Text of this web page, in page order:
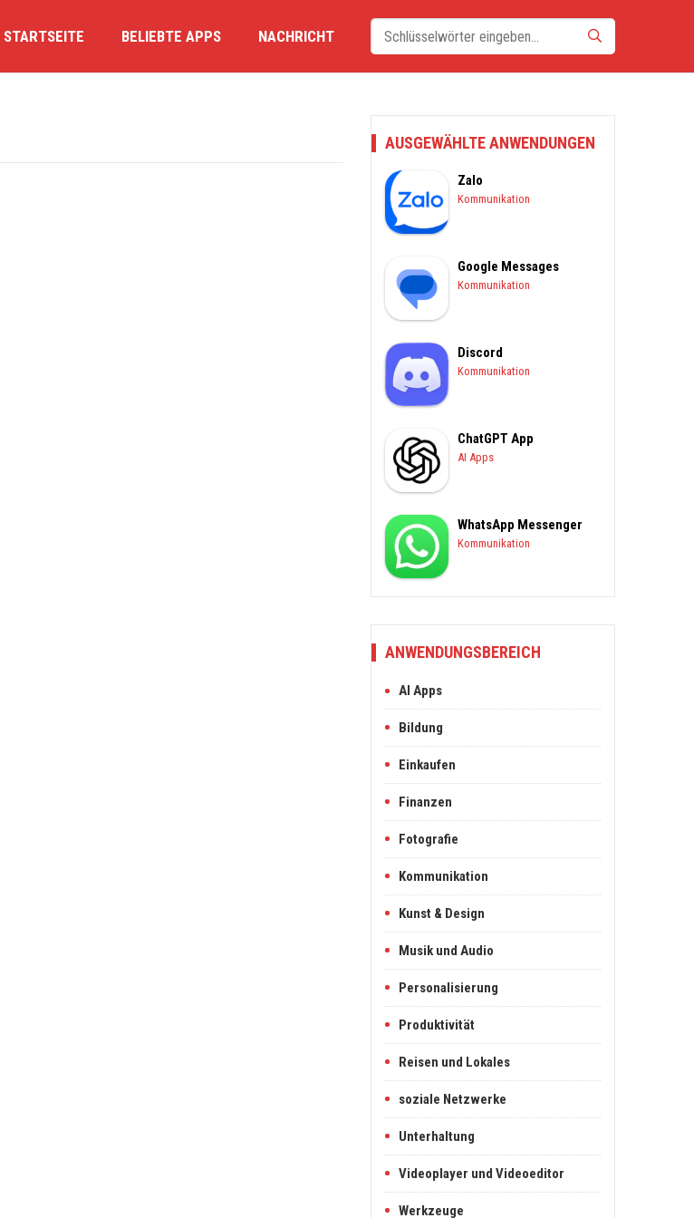
STARTSEITE BELIEBTE APPS NACHRICHT
AUSGEWÄHLTE ANWENDUNGEN
Zalo
Kommunikation
Google Messages
Kommunikation
Discord
Kommunikation
ChatGPT App
AI Apps
WhatsApp Messenger
Kommunikation
ANWENDUNGSBEREICH
AI Apps
Bildung
Einkaufen
Finanzen
Fotografie
Kommunikation
Kunst & Design
Musik und Audio
Personalisierung
Produktivität
Reisen und Lokales
soziale Netzwerke
Unterhaltung
Videoplayer und Videoeditor
Werkzeuge